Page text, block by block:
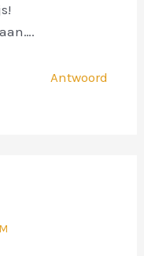
Antwoord